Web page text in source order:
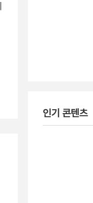
인기 콘텐츠